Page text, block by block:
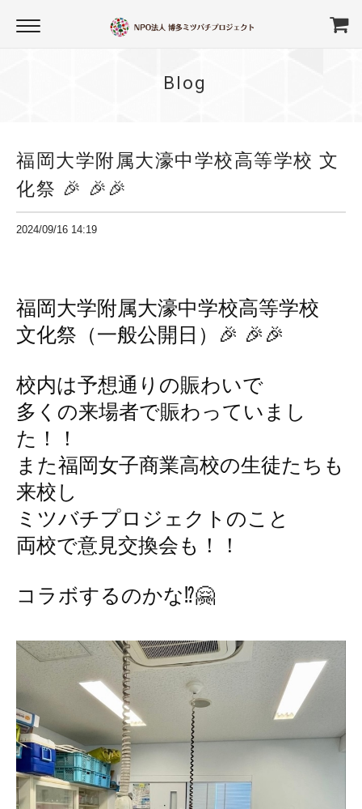
Blog
福岡大学附属大濠中学校高等学校 文
化祭 🎉 🎉🎉
2024/09/16 14:19
福岡大学附属大濠中学校高等学校
文化祭（一般公開日）🎉 🎉🎉
校内は予想通りの賑わいで
多くの来場者で賑わっていまし
た！！
また福岡女子商業高校の生徒たちも
来校し
ミツバチプロジェクトのこと
両校で意見交換会も！！
コラボするのかな⁉︎🤗